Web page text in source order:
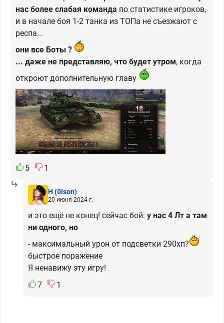
нас более слабая команда по статистике игроков,
и в начале боя 1-2 танка из ТОПа не съезжают с
респа...
они все Боты ?
... даже не представляю, что будет утром, когда
откроют дополнительную главу
5 1
H (0lson)
20 июня 2024 г.
и это ещё не конец! сейчас бой: у нас 4 Лт а там
ни одного, но
- максимальный урон от подсветки 290хп?
быстрое поражение
Я ненавижу эту игру!
7
1